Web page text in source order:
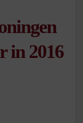
in 2016